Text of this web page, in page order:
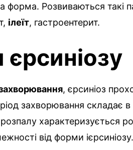
форма. Розвиваються такі
ілеїт, гастроентерит.
, єрсиніоз
захворювання складає
характеризується
від форми ієрсиніозу.